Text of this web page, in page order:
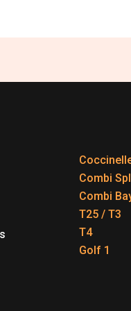
Combi
Combi
T25 / T3
T4
Golf 1